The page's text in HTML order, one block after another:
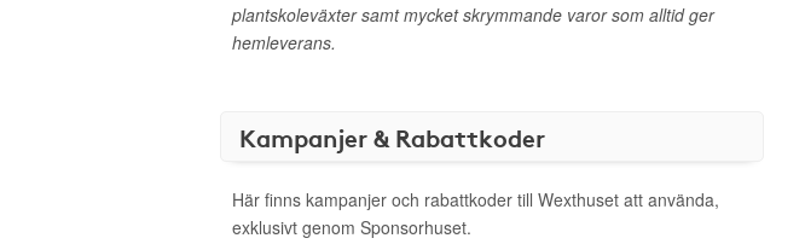
plantskoleväxter samt mycket skrymmande varor som alltid ger
hemleverans.
Kampanjer & Rabattkoder
Här finns kampanjer och rabattkoder till Wexthuset att använda,
exklusivt genom Sponsorhuset.